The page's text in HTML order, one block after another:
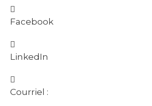
Facebook
LinkedIn
Courriel :